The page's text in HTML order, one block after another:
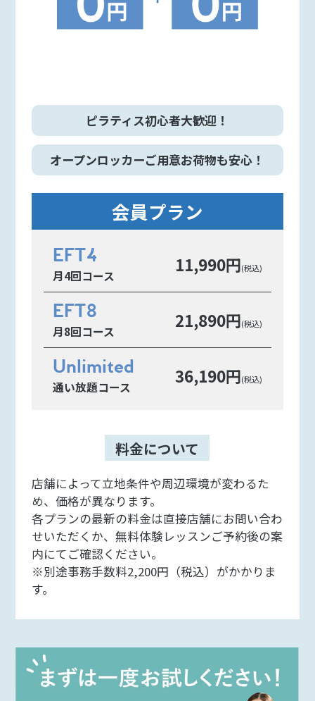
ピラティス初心者大歓迎！
オープンロッカーご用意お荷物も安心！
会員プラン
EFT4
月4回コース
11,990円(税込)
EFT8
月8回コース
21,890円(税込)
Unlimited
通い放題コース
36,190円(税込)
料金について
店舗によって立地条件や周辺環境が変わるた
め、価格が異なります。
各プランの最新の料金は直接店舗にお問い合わ
せいただくか、無料体験レッスンご予約後の案
内にてご確認ください。
※別途事務手数料2,200円（税込）がかかりま
す。